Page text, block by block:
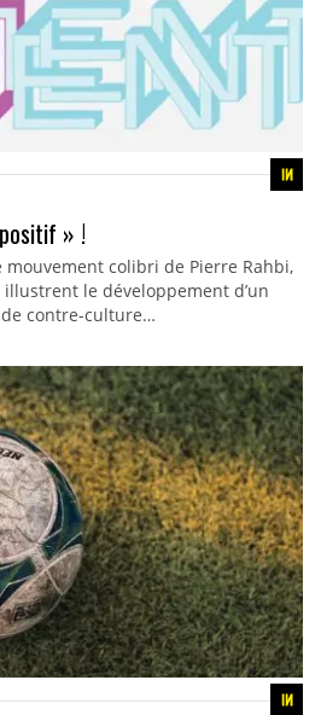
» !
mouvement colibri de Pierre Rahbi,
le développement d’un
contre-culture…